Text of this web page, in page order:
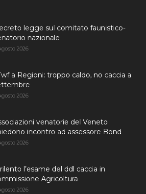
legge sul comitato faunistico-
nazionale
2026
a Regioni: troppo caldo, no caccia a
2026
venatorie del Veneto
incontro ad assessore Bond
2026
l’esame del ddl caccia in
Agricoltura
2026